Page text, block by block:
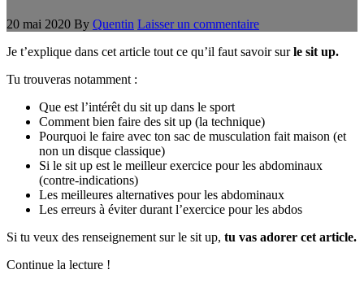
20 mai 2020 By Quentin Laisser un commentaire
Je t’explique dans cet article tout ce qu’il faut savoir surle sit up.
Tu trouveras notamment :
Que est l’intérêt du sit up dans le sport
Comment bien faire des sit up (la technique)
Pourquoi le faire avec ton sac de musculation fait maison (et
non un disque classique)
Si le sit up est le meilleur exercice pour les abdominaux
(contre-indications)
Les meilleures alternatives pour les abdominaux
Les erreurs à éviter durant l’exercice pour les abdos
Si tu veux des renseignement sur le sit up, tu vas adorer cet article.
Continue la lecture !